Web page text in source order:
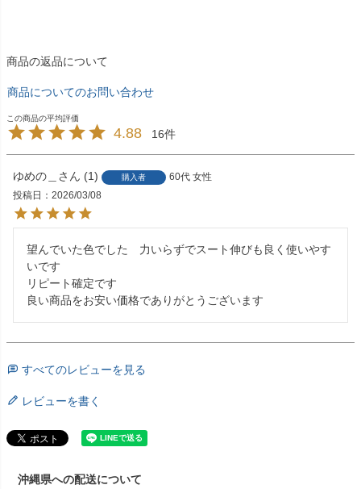
商品の返品について
商品についてのお問い合わせ
4.88 16
ゆめの＿ 1 購入者 60代 女性
投稿日
2026/03/08
望んでいた色でした　力いらずでスート伸びも良く使いやす
いです
リピート確定です
良い商品をお安い価格でありがとうございます
すべてのレビューを見る
レビューを書く
沖縄県への配送について